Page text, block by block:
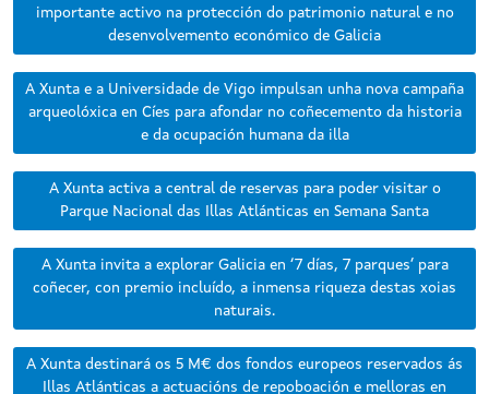
importante activo na protección do patrimonio natural e no
desenvolvemento económico de Galicia
A Xunta e a Universidade de Vigo impulsan unha nova campaña
arqueolóxica en Cíes para afondar no coñecemento da historia
e da ocupación humana da illa
A Xunta activa a central de reservas para poder visitar o
Parque Nacional das Illas Atlánticas en Semana Santa
A Xunta invita a explorar Galicia en ‘7 días, 7 parques’ para
coñecer, con premio incluído, a inmensa riqueza destas xoias
naturais.
A Xunta destinará os 5 M€ dos fondos europeos reservados ás
Illas Atlánticas a actuacións de repoboación e melloras en